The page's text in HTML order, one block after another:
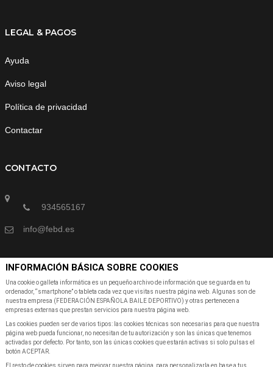
LEGAL & PAGOS
Ayuda
Aviso legal
Política de privacidad
Contactar
CONTACTO
934565167
info@febd.es
Suscribete a nuestra Newsletter para recibir las últimas noticias y ofertas
INFORMACIÓN BÁSICA SOBRE COOKIES
Una cookie o galleta informática es un pequeño archivo de información que se guarda en tu
ordenador, “smartphone” o tableta cada vez que visitas nuestra página web. Algunas son de
nuestra empresa (FEDERACIÓN ESPAÑOLA BAILE DEPORTIVO) y otras pertenecen a
empresas externas que prestan servicios para nuestra página web.
Las cookies pueden ser de varios tipos: las cookies técnicas son necesarias para que nuestra
página web pueda funcionar, no necesitan de tu autorización y son las únicas que tenemos
activadas por defecto. Por tanto, son las únicas cookies que estarán activas si solo pulsas el
botón ACEPTAR.
El resto de cookies sirven para mejorar nuestra página, para personalizarla en base a tus